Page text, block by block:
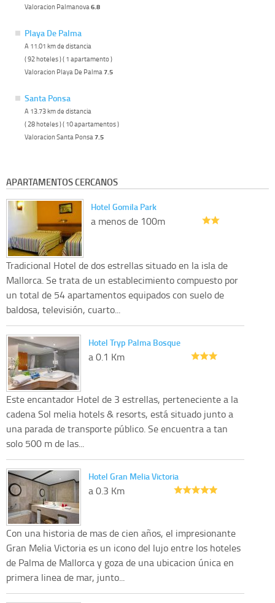
Valoracion Palmanova 6.8
Playa De Palma
A 11.01 km de distancia
( 92 hoteles ) ( 1 apartamento )
Valoracion Playa De Palma 7.5
Santa Ponsa
A 13.73 km de distancia
( 28 hoteles ) ( 10 apartamentos )
Valoracion Santa Ponsa 7.5
APARTAMENTOS CERCANOS
Hotel Gomila Park
a menos de 100m
Tradicional Hotel de dos estrellas situado en la isla de
Mallorca. Se trata de un establecimiento compuesto por
un total de 54 apartamentos equipados con suelo de
baldosa, televisión, cuarto...
Hotel Tryp Palma Bosque
a 0.1 Km
Este encantador Hotel de 3 estrellas, perteneciente a la
cadena Sol melia hotels & resorts, está situado junto a
una parada de transporte público. Se encuentra a tan
solo 500 m de las...
Hotel Gran Melia Victoria
a 0.3 Km
Con una historia de mas de cien años, el impresionante
Gran Melia Victoria es un icono del lujo entre los hoteles
de Palma de Mallorca y goza de una ubicacion única en
primera linea de mar, junto...